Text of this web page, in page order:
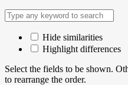
Hide similarities
Highlight differences
Select the fields to be shown.
to rearrange the order.